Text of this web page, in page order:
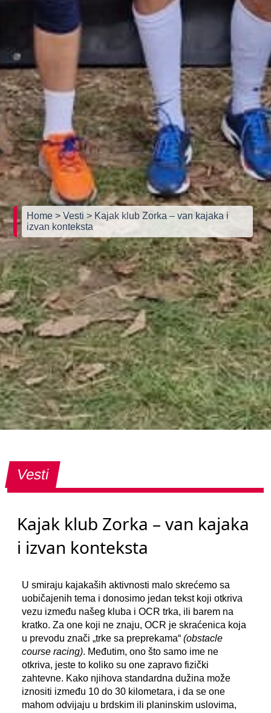
Home> Vesti> Kajak klub Zorka – van kajaka i
izvan konteksta
Vesti
Kajak klub Zorka – van kajaka
i izvan konteksta
U smiraju kajakaših aktivnosti malo skrećemo sa
uobičajenih tema i donosimo jedan tekst koji otkriva
vezu između našeg kluba i OCR trka, ili barem na
kratko. Za one koji ne znaju, OCR je skraćenica koja
u prevodu znači „trke sa preprekama“ (obstacle
course racing). Međutim, ono što samo ime ne
otkriva, jeste to koliko su one zapravo fizički
zahtevne. Kako njihova standardna dužina može
iznositi između 10 do 30 kilometara, i da se one
mahom odvijaju u brdskim ili planinskim uslovima,